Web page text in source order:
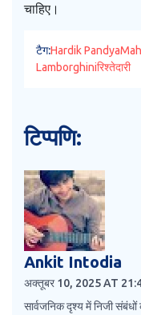
चाहिए।
टैग:Hardik Pandya
Lamborghiniरिश्तेदारी
टिप्पणि:
Ankit Intodia
अक्तूबर 10, 2025 AT
सार्वजनिक दृश्य में निजी